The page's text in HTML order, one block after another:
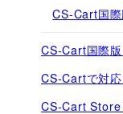
CS-Cart国
CS-Cart国際
CS-Cartで対
CS-Cart